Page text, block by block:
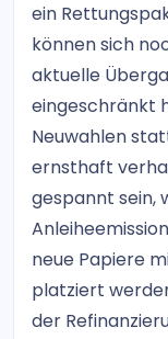
ein
können sich
aktuelle
eingeschränkt
Neuwahlen
ernsthaft
gespannt sein,
neue Papiere
platziert
der